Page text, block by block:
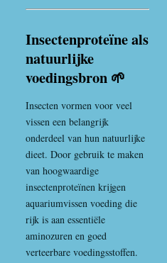
Insectenproteïne als
natuurlijke
voedingsbron 🌱
Insecten vormen voor veel
vissen een belangrijk
onderdeel van hun natuurlijke
dieet. Door gebruik te maken
van hoogwaardige
insectenproteïnen krijgen
aquariumvissen voeding die
rijk is aan essentiële
aminozuren en goed
verteerbare voedingsstoffen.